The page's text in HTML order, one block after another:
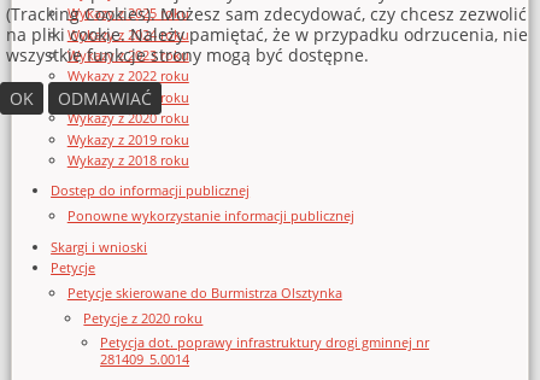
Wykazy z 2025 roku
Wykazy z 2024 roku
Wykazy z 2023 roku
Wykazy z 2022 roku
Wykazy z 2021 roku
Wykazy z 2020 roku
Wykazy z 2019 roku
Wykazy z 2018 roku
Dostęp do informacji publicznej
Ponowne wykorzystanie informacji publicznej
Skargi i wnioski
Petycje
Petycje skierowane do Burmistrza Olsztynka
Petycje z 2020 roku
Petycja dot. poprawy infrastruktury drogi gminnej nr
281409_5.0014
(Tracking Cookies). Możesz sam zdecydować, czy chcesz zezwolić
na pliki cookie. Należy pamiętać, że w przypadku odrzucenia, nie
wszystkie funkcje strony mogą być dostępne.
OK
ODMAWIAĆ